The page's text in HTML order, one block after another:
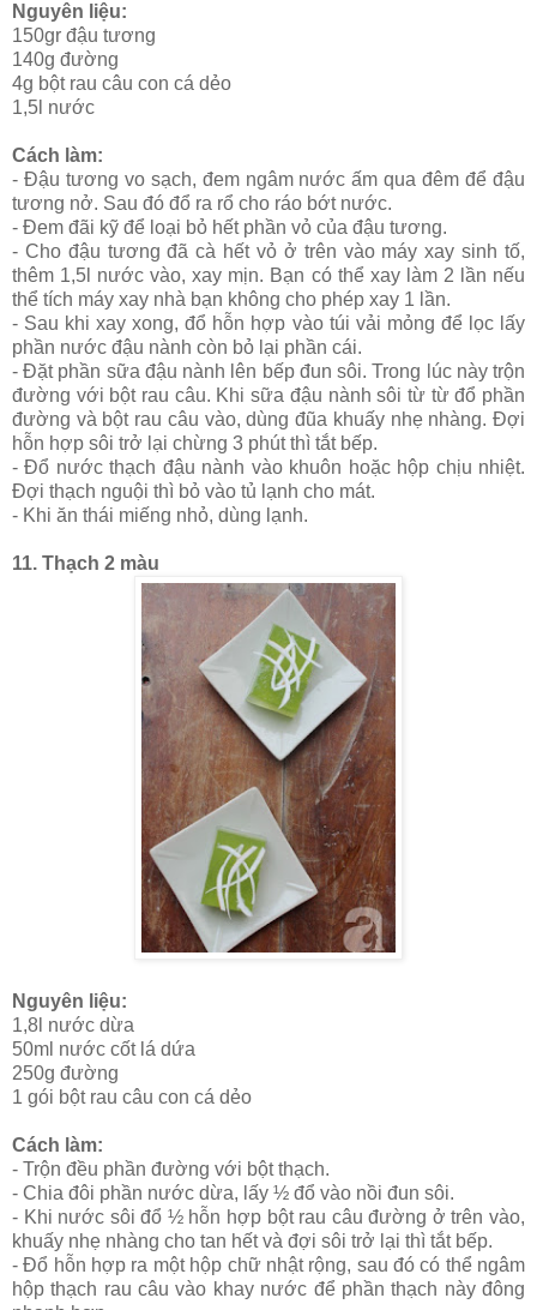
Nguyên liệu:
150gr đậu tương
140g đường
4g bột rau câu con cá dẻo
1,5l nước
Cách làm:
- Đậu tương vo sạch, đem ngâm nước ấm qua đêm để đậu
tương nở. Sau đó đổ ra rổ cho ráo bớt nước.
- Đem đãi kỹ để loại bỏ hết phần vỏ của đậu tương.
- Cho đậu tương đã cà hết vỏ ở trên vào máy xay sinh tố,
thêm 1,5l nước vào, xay mịn. Bạn có thể xay làm 2 lần nếu
thể tích máy xay nhà bạn không cho phép xay 1 lần.
- Sau khi xay xong, đổ hỗn hợp vào túi vải mỏng để lọc lấy
phần nước đậu nành còn bỏ lại phần cái.
- Đặt phần sữa đậu nành lên bếp đun sôi. Trong lúc này trộn
đường với bột rau câu. Khi sữa đậu nành sôi từ từ đổ phần
đường và bột rau câu vào, dùng đũa khuấy nhẹ nhàng. Đợi
hỗn hợp sôi trở lại chừng 3 phút thì tắt bếp.
- Đổ nước thạch đậu nành vào khuôn hoặc hộp chịu nhiệt.
Đợi thạch nguội thì bỏ vào tủ lạnh cho mát.
- Khi ăn thái miếng nhỏ, dùng lạnh.
11. Thạch 2 màu
Nguyên liệu:
1,8l nước dừa
50ml nước cốt lá dứa
250g đường
1 gói bột rau câu con cá dẻo
Cách làm:
- Trộn đều phần đường với bột thạch.
- Chia đôi phần nước dừa, lấy ½ đổ vào nồi đun sôi.
- Khi nước sôi đổ ½ hỗn hợp bột rau câu đường ở trên vào,
khuấy nhẹ nhàng cho tan hết và đợi sôi trở lại thì tắt bếp.
- Đổ hỗn hợp ra một hộp chữ nhật rộng, sau đó có thể ngâm
hộp thạch rau câu vào khay nước để phần thạch này đông